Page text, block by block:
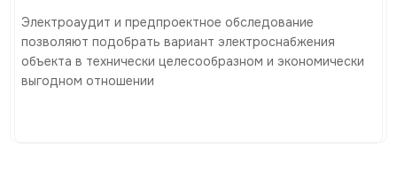
Электроаудит и предпроектное обследование
позволяют подобрать вариант электроснабжения
объекта в технически целесообразном и экономически
выгодном отношении